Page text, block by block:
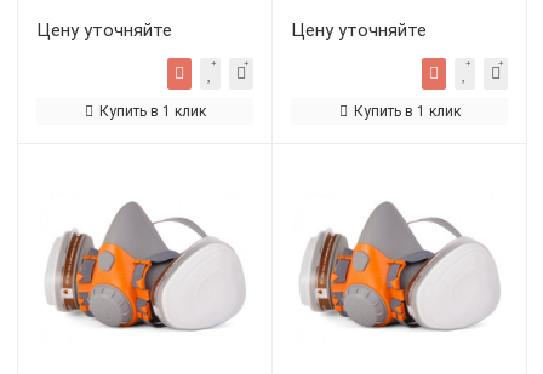
Цену уточняйте
Купить в 1 клик
Цену уточняйте
Купить в 1 клик